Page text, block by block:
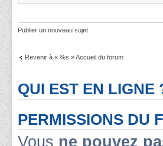
Publier un nouveau sujet
Revenir à « %s » Accueil du forum
QUI EST EN LIGNE
PERMISSIONS DU
Vous ne pouvez